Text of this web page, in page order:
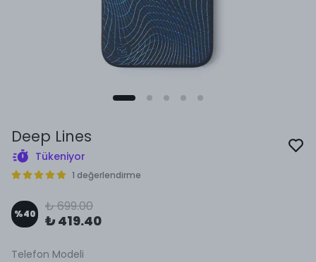
Deep Lines
Tükeniyor
1 değerlendirme
%40 ₺ 699.00
₺ 419.40
Telefon Modeli